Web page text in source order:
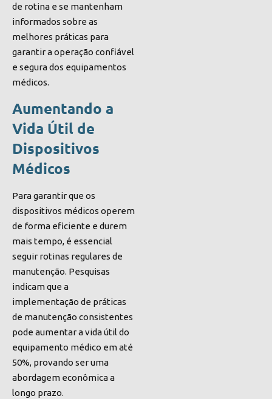
de rotina e se mantenham
informados sobre as
melhores práticas para
garantir a operação confiável
e segura dos equipamentos
médicos.
Aumentando a
Vida Útil de
Dispositivos
Médicos
Para garantir que os
dispositivos médicos operem
de forma eficiente e durem
mais tempo, é essencial
seguir rotinas regulares de
manutenção. Pesquisas
indicam que a
implementação de práticas
de manutenção consistentes
pode aumentar a vida útil do
equipamento médico em até
50%, provando ser uma
abordagem econômica a
longo prazo.